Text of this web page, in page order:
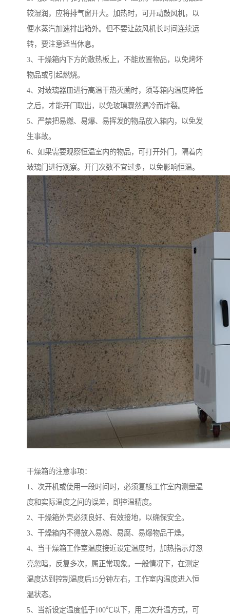
较湿润，应将排气窗开大。加热时，可开动鼓风机，以
便水蒸汽加速排出箱外。但不要让鼓风机长时间连续运
转，要注意适当休息。
3、干燥箱内下方的散热板上，不能放置物品，以免烤坏
物品或引起燃烧。
4、对玻璃器皿进行高温干热灭菌时，须等箱内温度降低
之后，才能开门取出，以免玻璃骤然遇冷而炸裂。
5、严禁把易燃、易爆、易挥发的物品放入箱内，以免发
生事故。
6、如果需要观察恒温室内的物品，可打开外门，隔着内
玻璃门进行观察。开门次数不宜过多，以免影响恒温。
干燥箱的注意事项：
1、次开机或使用一段时间时，必须复核工作室内测量温
度和实际温度之间的误差，即控温精度。
2、干燥箱外壳必须良好、有效接地，以确保安全。
3、干燥箱内不得放入易燃、易腐、易爆物品干燥。
4、当干燥箱工作室温度接近设定温度时，加热指示灯忽
亮忽暗，反复多次，属正常现象。一般情况下，在测定
温度达到控制温度后15分钟左右，工作室内温度进入恒
温状态。
5、当新设定温度低于100℃以下，用二次升温方式，可